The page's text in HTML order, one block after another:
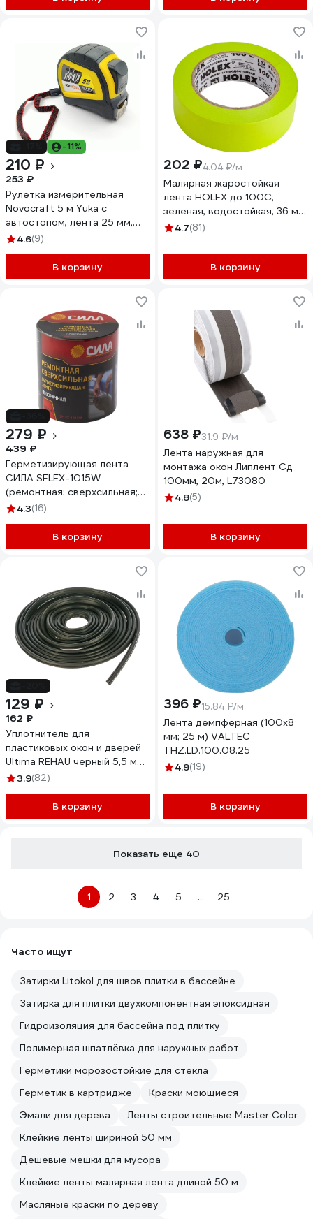
-11%
210 ₽
253 ₽
Рулеткa измерительная
Novocraft 5 м Yuka с
автостопом, лента 25 мм,
магнитный крюк, уп. 1 шт.
4.6(9)
В корзину
202 ₽4.04 ₽/м
Малярная жаростойкая
лента HOLEX до 100С,
зеленая, водостойкая, 36 мм,
50 м HAS-382260
4.7(81)
В корзину
279 ₽
439 ₽
Герметизирующая лента
СИЛА SFLEX-1015W
(ремонтная; сверхсильная;
10 см х 1,5 м; прозрачная)
4.3(16)
В корзину
638 ₽31.9 ₽/м
Лента наружная для
монтажа окон Липлент Сд
100мм, 20м, L73080
4.8(5)
В корзину
129 ₽
162 ₽
Уплотнитель для
пластиковых окон и дверей
Ultima REHAU черный 5,5 м
Россия TPE 4952 LM
3.9(82)
В корзину
396 ₽15.84 ₽/м
Лента демпферная (100х8
мм; 25 м) VALTEC
THZ.LD.100.08.25
4.9(19)
В корзину
Показать еще 40
1 2 3 4 5 ... 25
Часто ищут
Затирки Litokol для швов плитки в бассейне
Затирка для плитки двухкомпонентная эпоксидная
Гидроизоляция для бассейна под плитку
Полимерная шпатлёвка для наружных работ
Герметики морозостойкие для стекла
Герметик в картридже
Краски моющиеся
Эмали для дерева
Ленты строительные Master Color
Клейкие ленты шириной 50 мм
Дешевые мешки для мусора
Клейкие ленты малярная лента длиной 50 м
Масляные краски по дереву